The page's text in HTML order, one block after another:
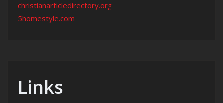
christianarticledirectory.org
5homestyle.com
Links